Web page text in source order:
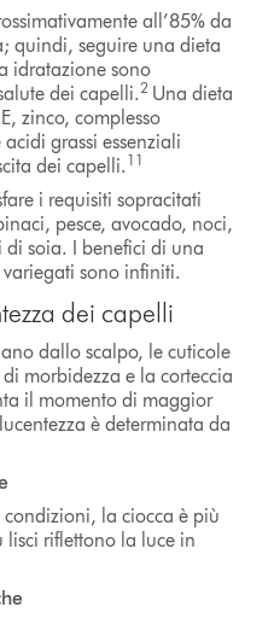
all’85% da
quindi, seguire una dieta
idratazione sono
dei capelli.2 Una dieta
zinco, complesso
grassi essenziali
dei capelli. 11
i requisiti sopracitati
pesce, avocado, noci,
di soia. I benefici di una
sono infiniti.
dei capelli
dallo scalpo, le cuticole
morbidezza e la corteccia
il momento di maggior
è determinata da
la ciocca è più
lisci riflettono la luce in